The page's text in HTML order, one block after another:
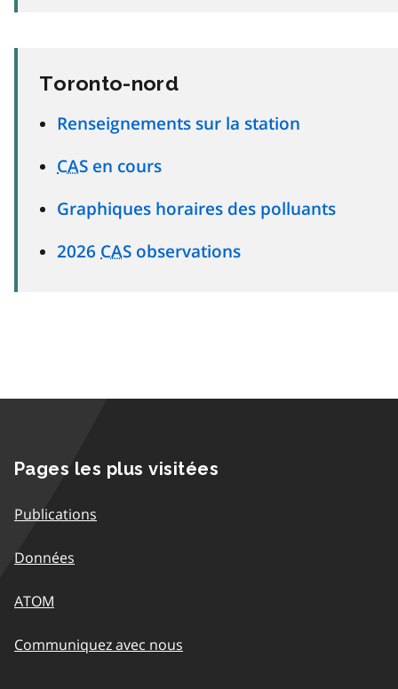
Toronto-nord
Renseignements sur la station
CAS en cours
Graphiques horaires des polluants
2026 CAS observations
Pages les plus visitées
Publications
Données
ATOM
Communiquez avec nous